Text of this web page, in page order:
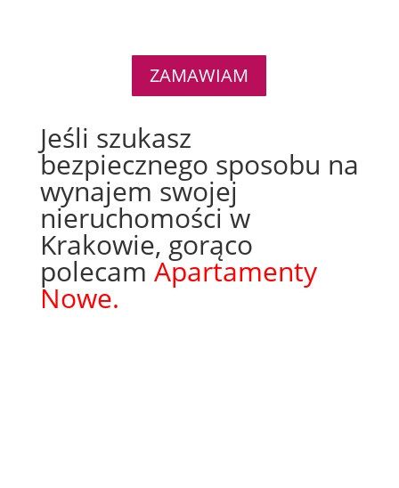
ZAMAWIAM
Jeśli szukasz
bezpiecznego sposobu na
wynajem swojej
nieruchomości w
Krakowie, gorąco
polecam Apartamenty
Nowe.